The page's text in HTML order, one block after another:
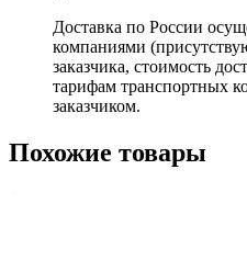
Доставка по России
компаниями
заказчика, стоимость
тарифам транспортных
заказчиком.
Похожие товары